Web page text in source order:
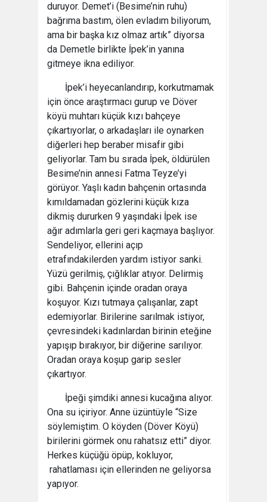
duruyor. Demet’i (Besime’nin ruhu)
bağrıma bastım, ölen evladım biliyorum,
ama bir başka kız olmaz artık” diyorsa
da Demetle birlikte İpek’in yanına
gitmeye ikna ediliyor.
İpek’i heyecanlandırıp, korkutmamak
için önce araştırmacı gurup ve Döver
köyü muhtarı küçük kızı bahçeye
çıkartıyorlar, o arkadaşları ile oynarken
diğerleri hep beraber misafir gibi
geliyorlar. Tam bu sırada İpek, öldürülen
Besime’nin annesi Fatma Teyze’yi
görüyor. Yaşlı kadın bahçenin ortasında
kımıldamadan gözlerini küçük kıza
dikmiş dururken 9 yaşındaki İpek ise
ağır adımlarla geri geri kaçmaya başlıyor.
Sendeliyor, ellerini açıp
etrafındakilerden yardım istiyor sanki.
Yüzü gerilmiş, çığlıklar atıyor. Delirmiş
gibi. Bahçenin içinde oradan oraya
koşuyor. Kızı tutmaya çalışanlar, zapt
edemiyorlar. Birilerine sarılmak istiyor,
çevresindeki kadınlardan birinin eteğine
yapışıp bırakıyor, bir diğerine sarılıyor.
Oradan oraya koşup garip sesler
çıkartıyor.
İpeği şimdiki annesi kucağına alıyor.
Ona su içiriyor. Anne üzüntüyle “Size
söylemiştim. O köyden (Döver Köyü)
birilerini görmek onu rahatsız etti” diyor.
Herkes küçüğü öpüp, kokluyor,
rahatlaması için ellerinden ne geliyorsa
yapıyor.